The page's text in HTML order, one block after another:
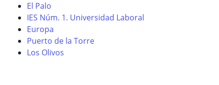
El Palo
IES Núm. 1. Universidad Laboral
Europa
Puerto de la Torre
Los Olivos